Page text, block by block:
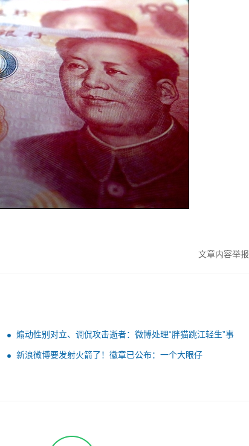
文章内容举报
煽动性别对立、调侃攻击逝者：微博处理“胖猫跳江轻生”事
件235个违规账号
新浪微博要发射火箭了！徽章已公布：一个大眼仔